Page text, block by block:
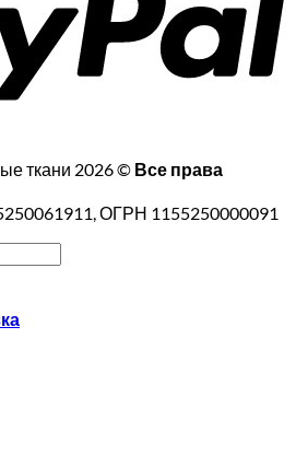
ткани 2026 © Все права
ОГРН 1155250000091